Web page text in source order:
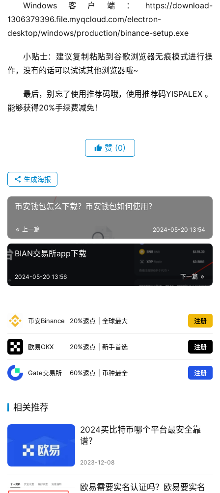
Windows客户端：https://download-
1306379396.file.myqcloud.com/electron-
desktop/windows/production/binance-setup.exe
小贴士：建议复制粘贴到谷歌浏览器无痕模式进行操
作，没有的话可以试试其他浏览器哦~
最后，别忘了使用推荐码哦，使用推荐码YISPALEX 。
能够获得20%手续费减免！
赞 (0)
生成海报
币安钱包怎么下载？币安钱包如何使用？
上一篇 2024-05-20 13:54
BIAN交易所app下载
下一篇
2024-05-20 13:56
币安Binance 20%返点 全球最大 注册
欧易OKX 20%返点 新手首选 注册
Gate交易所 60%返点 币种最全 注册
相关推荐
2024买比特币哪个平台最安全靠
谱？
2023-12-08
欧易需要实名认证吗？欧易要实名